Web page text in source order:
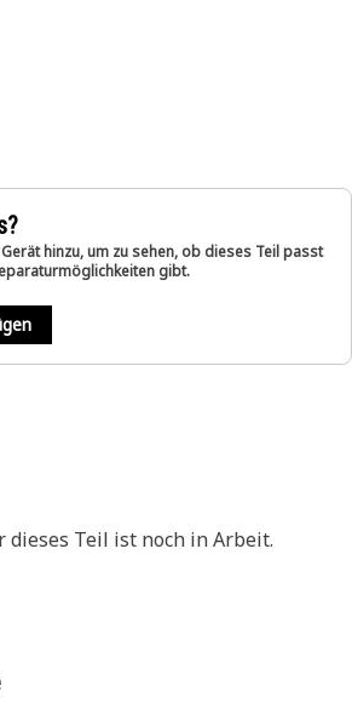
hinzu, um zu sehen, ob dieses Teil passt
gibt.
dieses Teil ist noch in Arbeit.